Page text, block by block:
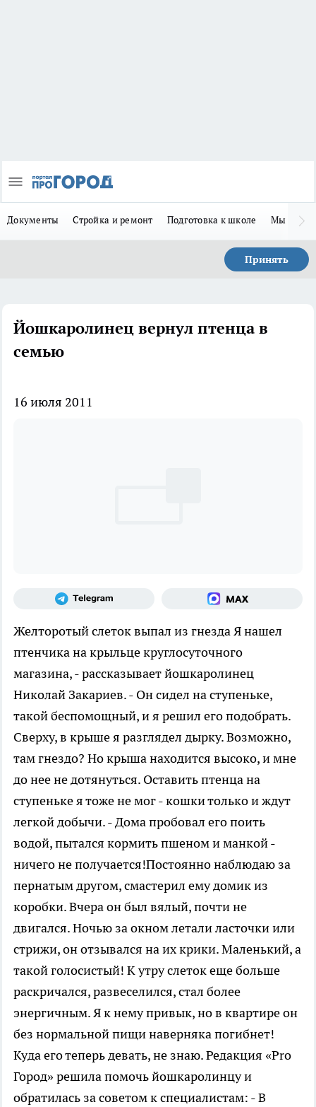
Документы Стройка и ремонт Подготовка к школе Мы в MAX
Принять
Йошкаролинец вернул птенца в
семью
16 июля 2011
Желторотый слеток выпал из гнездаЯ нашел
птенчика на крыльце круглосуточного
магазина, - рассказывает йошкаролинец
Николай Закариев. - Он сидел на ступеньке,
такой беспомощный, и я решил его подобрать.
Сверху, в крыше я разглядел дырку. Возможно,
там гнездо? Но крыша находится высоко, и мне
до нее не дотянуться. Оставить птенца на
ступеньке я тоже не мог - кошки только и ждут
легкой добычи. - Дома пробовал его поить
водой, пытался кормить пшеном и манкой -
ничего не получается!Постоянно наблюдаю за
пернатым другом, смастерил ему домик из
коробки. Вчера он был вялый, почти не
двигался. Ночью за окном летали ласточки или
стрижи, он отзывался на их крики. Маленький, а
такой голосистый! К утру слеток еще больше
раскричался, развеселился, стал более
энергичным. Я к нему привык, но в квартире он
без нормальной пищи наверняка погибнет!
Куда его теперь девать, не знаю. Редакция «Pro
Город» решила помочь йошкаролинцу и
обратилась за советом к специалистам: - В